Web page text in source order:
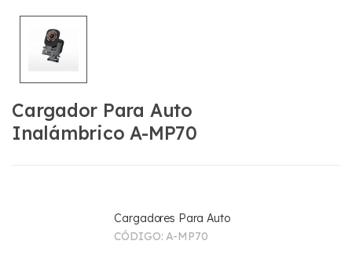
Cargador Para Auto
Inalámbrico A-MP70
Cargadores Para Auto
CÓDIGO:A-MP70